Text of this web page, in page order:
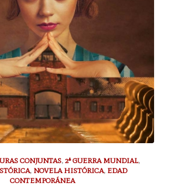
CONJUNTAS,2ª GUERRA MUNDIAL,
, NOVELA HISTÓRICA, EDAD
CONTEMPORÁNEA